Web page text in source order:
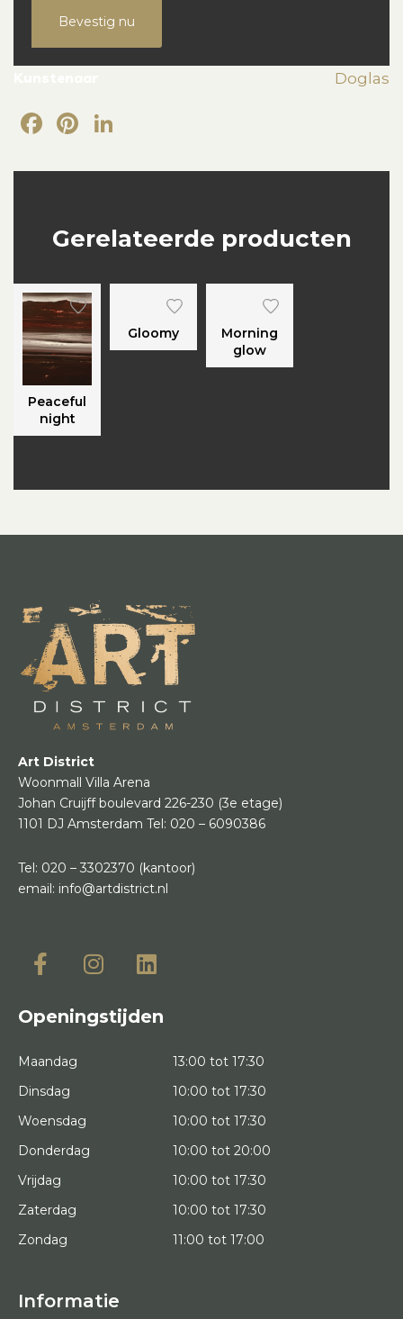
Bevestig nu
Doglas
Facebook
Pinterest
Gerelateerde producten
Peaceful
night
Gloomy
Morning
glow
Art District
Woonmall Villa Arena
Johan Cruijff boulevard 226-230 (3e etage)
1101 DJ Amsterdam Tel: 020 – 6090386
Tel: 020 – 3302370 (kantoor)
email: info@artdistrict.nl
Openingstijden
Maandag
13:00 tot 17:30
Dinsdag
10:00 tot 17:30
Woensdag
10:00 tot 17:30
Donderdag
10:00 tot 20:00
Vrijdag
10:00 tot 17:30
Zaterdag
10:00 tot 17:30
Zondag
11:00 tot 17:00
Informatie